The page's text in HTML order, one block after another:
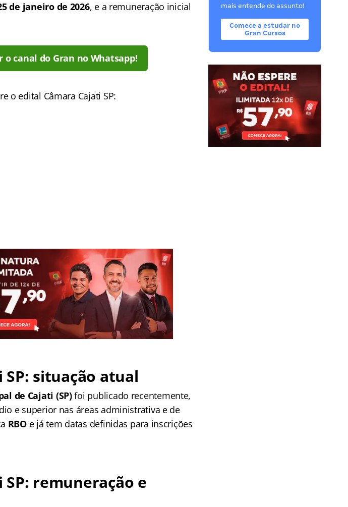
de janeiro de 2026, e a remuneração inicial
canal do Gran no Whatsapp!
o edital Câmara Cajati SP:
SP: situação atual
de Cajati (SP)foi publicado recentemente,
e superior nas áreas administrativa e de
RBOe já tem datas definidas para inscrições
remuneração e
mais entende do assunto!
Comece a estudar no
Gran Cursos